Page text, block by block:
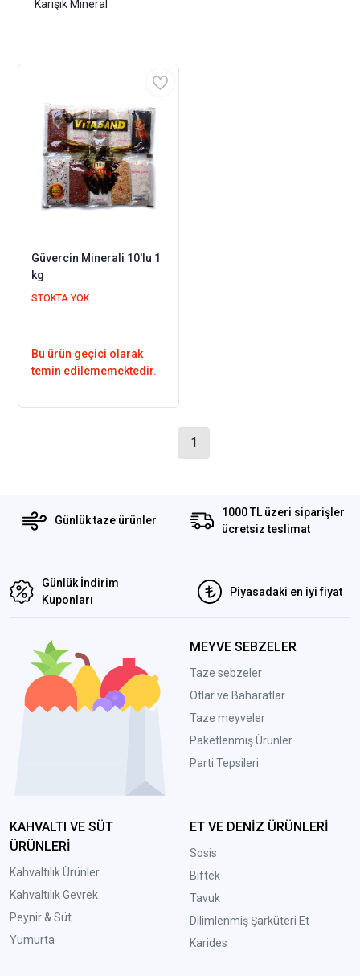
Karışık Mineral
Güvercin Minerali 10'lu 1
kg
STOKTA YOK
Bu ürün geçici olarak
temin edilememektedir.
1
Günlük taze ürünler
1000 TL üzeri siparişler
ücretsiz teslimat
Günlük İndirim
Kuponları
Piyasadaki en iyi fiyat
MEYVE SEBZELER
Taze sebzeler
Otlar ve Baharatlar
Taze meyveler
Paketlenmiş Ürünler
Parti Tepsileri
KAHVALTI VE SÜT
ÜRÜNLERİ
Kahvaltılık Ürünler
Kahvaltılık Gevrek
Peynir & Süt
Yumurta
ET VE DENİZ ÜRÜNLERİ
Sosis
Biftek
Tavuk
Dilimlenmiş Şarküteri Et
Karides